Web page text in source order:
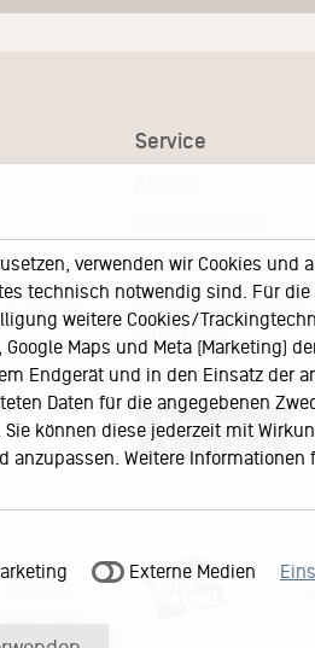
Festivals
Service
FAQ / Hilfe
Ticketshop Hamburg
Gutscheine
Callback-Service
Ticketservice
040 - 413 22 60
verwenden wir Cookies und
technisch notwendig sind. Für
weitere Cookies/
Maps und Meta (Marketing)
Endgerät und in den Einsatz der
Daten für die angegebenen
können diese jederzeit mit
anzupassen. Weitere
Externe Medien